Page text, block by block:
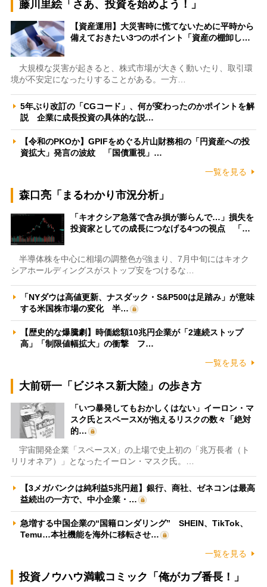
藤川里絵「さあ、投資を始めよう！」
【資産運用】大災害時に慌てないために平時から
備えておきたい3つのポイント「資産の棚卸し…
大規模な災害が起きると、株式市場が大きく動いたり、取引環
境が不安定になったりすることがある。一方…
5年ぶり改訂の「CGコード」、何が変わったのかポイントを解
説 企業に成長投資の具体的な説…
【令和のPKOか】GPIFをめぐる片山財務相の「円資産への投
資拡大」発言の波紋 「国債重視」…
一覧を見る
森口亮「まるわかり市況分析」
「キオクシア急落で含み損が膨らんで…」損失を
投資家としての成長につなげる4つの視点 「…
半導体株を中心に相場の調整色が強まり、7月中旬にはキオク
シアホールディングスがストップ安をつけるな…
「NYダウは高値更新、ナスダック・S&P500は足踏み」が意味
する米国株市場の変化 半…
【歴史的な爆騰劇】時価総額10兆円企業が「2連続ストップ
高」「制限値幅拡大」の衝撃 フ…
一覧を見る
大前研一「ビジネス新大陸」の歩き方
「いつ暴発してもおかしくはない」イーロン・マ
スク氏とスペースXが抱えるリスクの数々「絶対
的…
宇宙開発企業「スペースX」の上場で史上初の「兆万長者（ト
リリオネア）」となったイーロン・マスク氏。…
【3メガバンクは純利益5兆円超】銀行、商社、ゼネコンは最高
益続出の一方で、中小企業・…
急増する中国企業の“国籍ロンダリング” SHEIN、TikTok、
Temu…本社機能を海外に移転させ…
一覧を見る
投資ノウハウ満載コミック「俺がカブ番長！」